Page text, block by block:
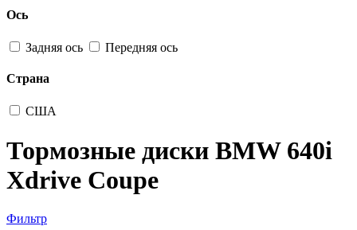
Ось
Задняя ось Передняя ось
Страна
США
Тормозные диски BMW 640i
Xdrive Coupe
Фильтр